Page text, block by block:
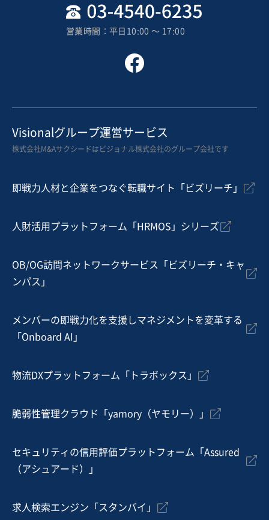
営業時間：平日10:00 〜 17:00
Visionalグループ運営サービス
株式会社M&Aサクシードはビジョナル株式会社のグループ会社です
即戦力人材と企業をつなぐ転職サイト「ビズリーチ」
人財活用プラットフォーム「HRMOS」シリーズ
OB/OG訪問ネットワークサービス「ビズリーチ・キャ
ンパス」
メンバーの即戦力化を支援しマネジメントを変革する
「Onboard AI」
物流DXプラットフォーム「トラボックス」
脆弱性管理クラウド「yamory（ヤモリー）」
セキュリティの信用評価プラットフォーム「Assured
（アシュアード）」
求人検索エンジン「スタンバイ」